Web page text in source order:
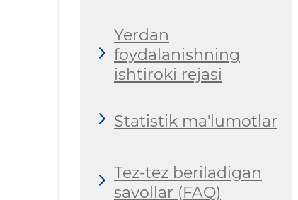
Yerdan
foydalanishning
ishtiroki rejasi
Statistik ma'lumotlar
Tez-tez beriladigan
savollar (FAQ)